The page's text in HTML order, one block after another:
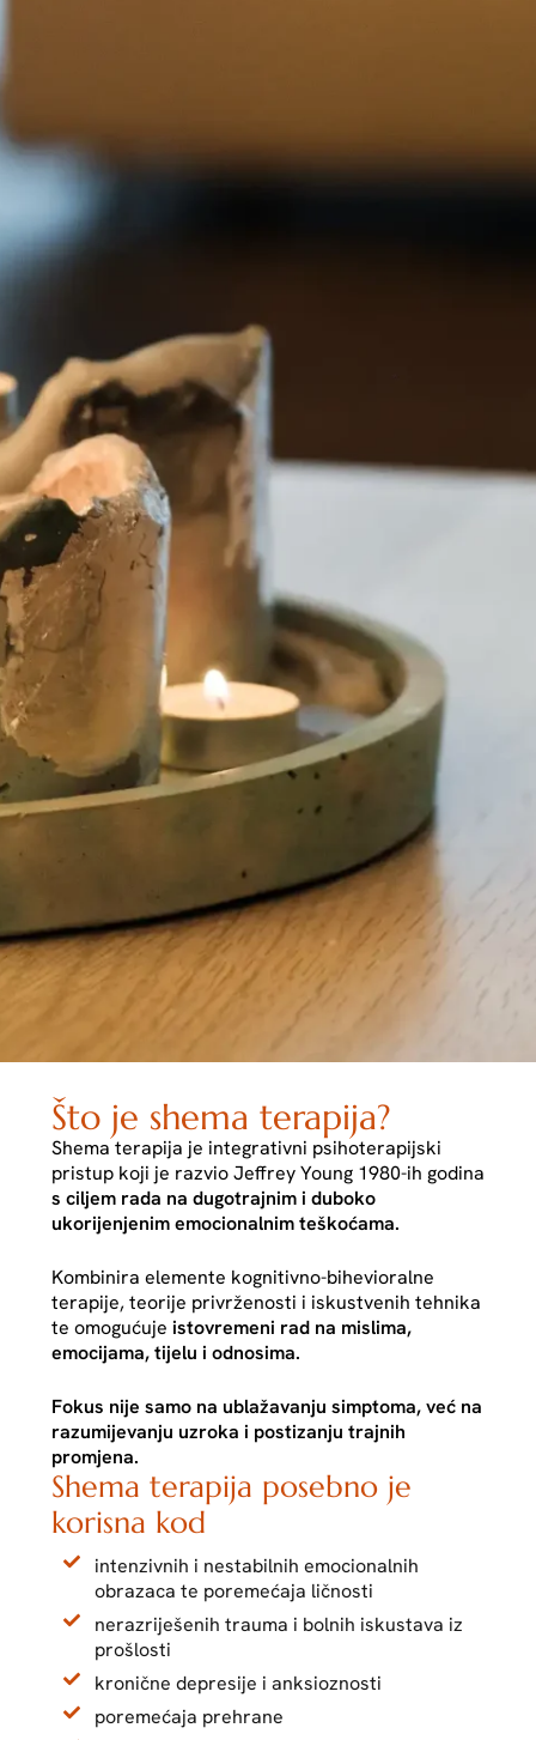
Što je shema terapija?
Shema terapija je integrativni psihoterapijski
pristup koji je razvioJeffrey Young1980-ih godina
s ciljem rada na dugotrajnim i duboko
ukorijenjenim emocionalnim teškoćama.
Kombinira elemente kognitivno-bihevioralne
terapije, teorije privrženosti i iskustvenih tehnika
te omogućuje istovremeni rad na mislima,
emocijama, tijelu i odnosima.
Fokus nije samo na ublažavanju simptoma, već na
razumijevanju uzroka i postizanju trajnih
promjena.
Shema terapija posebno je
korisna kod
intenzivnih i nestabilnih emocionalnih
obrazaca te poremećaja ličnosti
nerazriješenih trauma i bolnih iskustava iz
prošlosti
kronične depresije i anksioznosti
poremećaja prehrane